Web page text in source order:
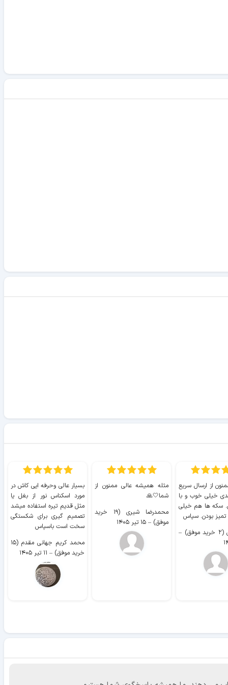
از ارسال سریع
خیلی خوب و با
سکه ها هم خیلی
تمیز بودن. سپاس
–
مثله همیشه عالی ممنون از
شما🤍🙏
محمدرضا شیری (۱۹ خرید
موفق) – ۱۵ تیر ۱۴۰۵
بسیار عالی وحرفه ایی کاش در
مورد اسکناس نور از بغل یا
مثل قدیم تیره استفاده میشد
تصمیم گیری برای شکستگی
سخت است باسپاس
محمد کریم جهانی مقدم (۱۵
خرید موفق) – ۱۱ تیر ۱۴۰۵